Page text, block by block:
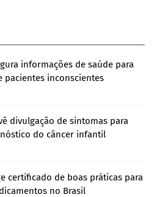
informações de saúde para
pacientes inconscientes
divulgação de sintomas para
do câncer infantil
certificado de boas práticas para
no Brasil